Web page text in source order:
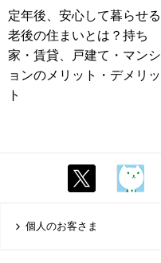
定年後、安心して暮らせる
老後の住まいとは？持ち
家・賃貸、戸建て・マンシ
ョンのメリット・デメリッ
ト
個人のお客さま